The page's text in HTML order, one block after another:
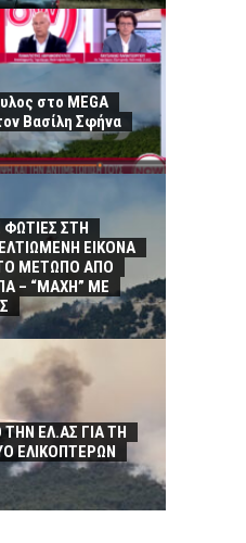
στο MEGA
Βασίλη Σφήνα
ΦΩΤΙΕΣ ΣΤΗ
ΕΙΚΟΝΑ
ΜΕΤΩΠΟ ΑΠΟ
– “ΜΑΧΗ” ΜΕ
ΕΛ.ΑΣ ΓΙΑ ΤΗ
ΕΛΙΚΟΠΤΕΡΩΝ